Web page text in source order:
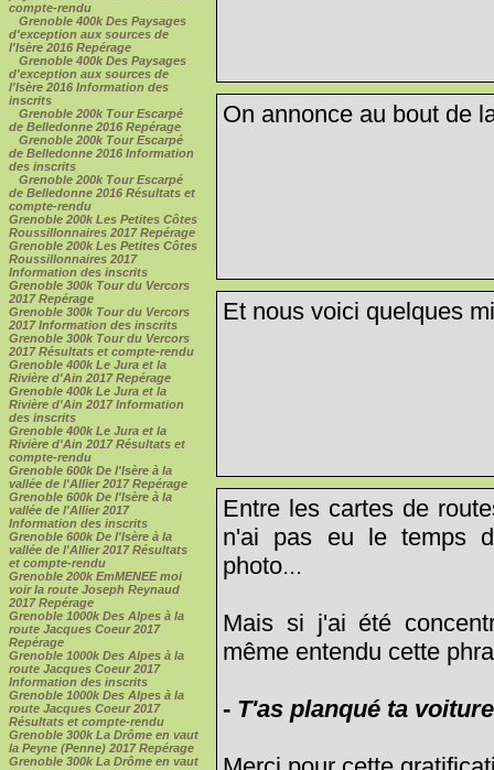
compte-rendu
Grenoble 400k Des Paysages
d'exception aux sources de
l'Isère 2016 Repérage
Grenoble 400k Des Paysages
d'exception aux sources de
l'Isère 2016 Information des
inscrits
Grenoble 200k Tour Escarpé
de Belledonne 2016 Repérage
Grenoble 200k Tour Escarpé
de Belledonne 2016 Information
des inscrits
Grenoble 200k Tour Escarpé
de Belledonne 2016 Résultats et
compte-rendu
Grenoble 200k Les Petites Côtes
Roussillonnaires 2017 Repérage
Grenoble 200k Les Petites Côtes
Roussillonnaires 2017
Information des inscrits
Grenoble 300k Tour du Vercors
2017 Repérage
Grenoble 300k Tour du Vercors
2017 Information des inscrits
Grenoble 300k Tour du Vercors
2017 Résultats et compte-rendu
Grenoble 400k Le Jura et la
Rivière d'Ain 2017 Repérage
Grenoble 400k Le Jura et la
Rivière d'Ain 2017 Information
des inscrits
Grenoble 400k Le Jura et la
Rivière d'Ain 2017 Résultats et
compte-rendu
Grenoble 600k De l'Isère à la
vallée de l'Allier 2017 Repérage
Grenoble 600k De l'Isère à la
vallée de l'Allier 2017
Information des inscrits
Grenoble 600k De l'Isère à la
vallée de l'Allier 2017 Résultats
et compte-rendu
Grenoble 200k EmMENEE moi
voir la route Joseph Reynaud
2017 Repérage
Grenoble 1000k Des Alpes à la
route Jacques Coeur 2017
Repérage
Grenoble 1000k Des Alpes à la
route Jacques Coeur 2017
Information des inscrits
Grenoble 1000k Des Alpes à la
route Jacques Coeur 2017
Résultats et compte-rendu
Grenoble 300k La Drôme en vaut
la Peyne (Penne) 2017 Repérage
Grenoble 300k La Drôme en vaut
On annonce au bout de
Et nous voici quelques
Entre les cartes de
n'ai pas eu le temps
photo...
Mais si j'ai été
même entendu cette
- T'as planqué ta